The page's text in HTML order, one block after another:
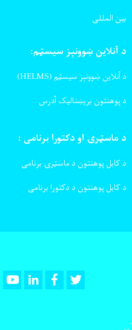
بین المللی
د آنلاین ښوونېز سیسټم:
د آنلاین ښوونېز سیسټم (HELMS)
د پوهنتون بریښنالیک آدرس
د ماسټرۍ او دکتورا برنامی :
د کابل پوهنتون د ماسټرۍ برنامی
د کابل پوهنتون د دکتورا برنامی
YoutubeLinkedInFacebook